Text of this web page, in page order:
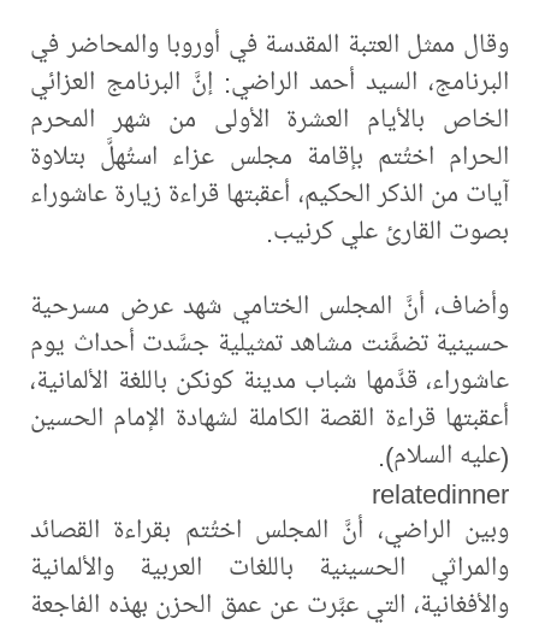
وقال ممثل العتبة المقدسة في أوروبا والمحاضر في
البرنامج، السيد أحمد الراضي: إنَّ البرنامج العزائي
الخاص بالأيام العشرة الأولى من شهر المحرم
الحرام اختُتم بإقامة مجلس عزاء استُهلَّ بتلاوة
آيات من الذكر الحكيم، أعقبتها قراءة زيارة عاشوراء
بصوت القارئ علي كرنيب.
وأضاف، أنَّ المجلس الختامي شهد عرض مسرحية
حسينية تضمَّنت مشاهد تمثيلية جسَّدت أحداث يوم
عاشوراء، قدَّمها شباب مدينة كونكن باللغة الألمانية،
أعقبتها قراءة القصة الكاملة لشهادة الإمام الحسين
(عليه السلام).
relatedinner
وبين الراضي، أنَّ المجلس اختُتم بقراءة القصائد
والمراثي الحسينية باللغات العربية والألمانية
والأفغانية، التي عبَّرت عن عمق الحزن بهذه الفاجعة